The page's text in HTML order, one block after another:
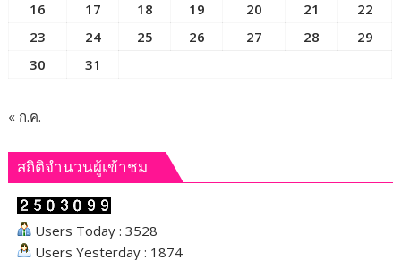
ใบ
16
17 18 19 20 21
22
23
24 25 26 27 28
29
30
31
« ก.ค.
สถิติจำนวนผู้เข้าชม
Users Today : 3528
Users Yesterday : 1874